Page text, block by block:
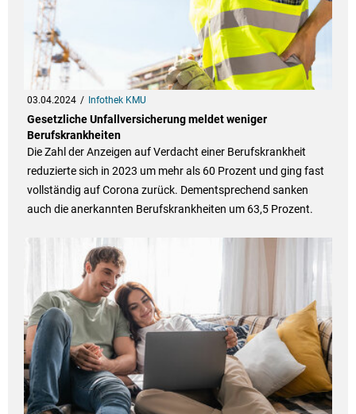
03.04.2024 Infothek KMU
Gesetzliche Unfallversicherung meldet weniger
Berufskrankheiten
Die Zahl der Anzeigen auf Verdacht einer Berufskrankheit
reduzierte sich in 2023 um mehr als 60 Prozent und ging fast
vollständig auf Corona zurück. Dementsprechend sanken
auch die anerkannten Berufskrankheiten um 63,5 Prozent.